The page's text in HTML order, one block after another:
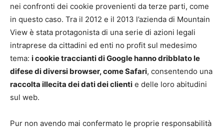
nei confronti dei cookie provenienti da terze parti, come
in questo caso. Tra il 2012 e il 2013 l’azienda di Mountain
View è stata protagonista di una serie di azioni legali
intraprese da cittadini ed enti no profit sul medesimo
tema: i cookie traccianti di Google hanno dribblato le
difese di diversi browser, come Safari, consentendo una
raccolta illecita dei dati dei clienti e delle loro abitudini
sul web.
Pur non avendo mai confermato le proprie responsabilità